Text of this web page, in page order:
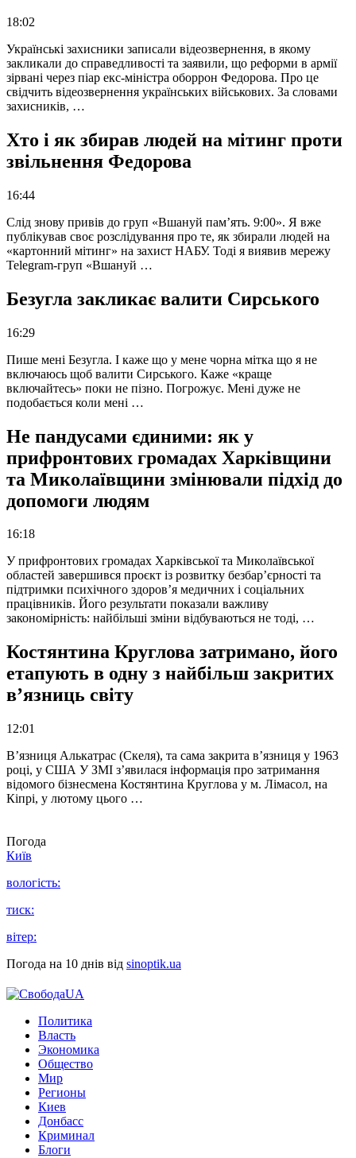
18:02
Українські захисники записали відеозвернення, в якому
закликали до справедливості та заявили, що реформи в армії
зірвані через піар екс-міністра оборрон Федорова. Про це
свідчить відеозвернення українських військових. За словами
захисників, …
Хто і як збирав людей на мітинг проти
звільнення Федорова
16:44
Слід знову привів до груп «Вшануй пам’ять. 9:00». Я вже
публікував своє розслідування про те, як збирали людей на
«картонний мітинг» на захист НАБУ. Тоді я виявив мережу
Telegram-груп «Вшануй …
Безугла закликає валити Сирського
16:29
Пише мені Безугла. І каже що у мене чорна мітка що я не
включаюсь щоб валити Сирського. Каже «краще
включайтесь» поки не пізно. Погрожує. Мені дуже не
подобається коли мені …
Не пандусами єдиними: як у
прифронтових громадах Харківщини
та Миколаївщини змінювали підхід до
допомоги людям
16:18
У прифронтових громадах Харківської та Миколаївської
областей завершився проєкт із розвитку безбар’єрності та
підтримки психічного здоров’я медичних і соціальних
працівників. Його результати показали важливу
закономірність: найбільші зміни відбуваються не тоді, …
Костянтина Круглова затримано, його
етапують в одну з найбільш закритих
в’язниць світу
12:01
В’язниця Алькатрас (Скеля), та сама закрита в’язниця у 1963
році, у США У ЗМІ з’явилася інформація про затримання
відомого бізнесмена Костянтина Круглова у м. Лімасол, на
Кіпрі, у лютому цього …
Погода
Київ
вологість:
тиск:
вітер:
Погода на 10 днів від sinoptik.ua
Политика
Власть
Экономика
Общество
Мир
Регионы
Киев
Донбасс
Криминал
Блоги